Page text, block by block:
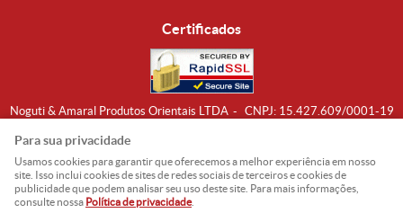
Certificados
Noguti & Amaral Produtos Orientais LTDA CNPJ: 15.427.609/0001-19
Para sua privacidade
Usamos cookies para garantir que oferecemos a melhor experiência em nosso
site. Isso inclui cookies de sites de redes sociais de terceiros e cookies de
publicidade que podem analisar seu uso deste site. Para mais informações,
consulte nossa Política de privacidade.